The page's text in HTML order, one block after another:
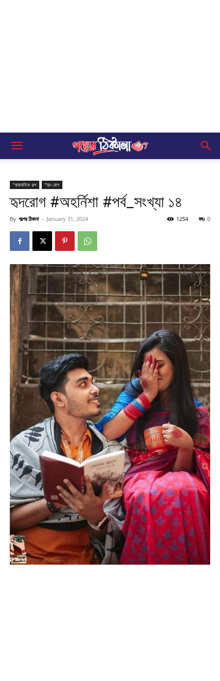
"ধারাবাহিক গল্প "হৃদ রোগ
হৃদরোগ #অহর্নিশা #পর্ব_সংখ্যা ১৪
By গল্পের ঠিকানা - January 31, 2024 0
1254